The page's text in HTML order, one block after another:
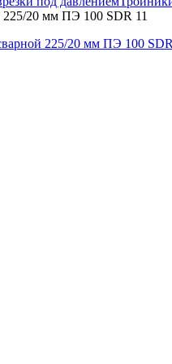
225/20 мм ПЭ 100 SDR 11